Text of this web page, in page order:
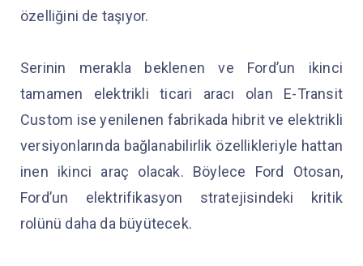
özelliğini de taşıyor.
Serinin merakla beklenen ve Ford’un ikinci
tamamen elektrikli ticari aracı olan E-Transit
Custom ise yenilenen fabrikada hibrit ve elektrikli
versiyonlarında bağlanabilirlik özellikleriyle hattan
inen ikinci araç olacak. Böylece Ford Otosan,
Ford’un elektrifikasyon stratejisindeki kritik
rolünü daha da büyütecek.